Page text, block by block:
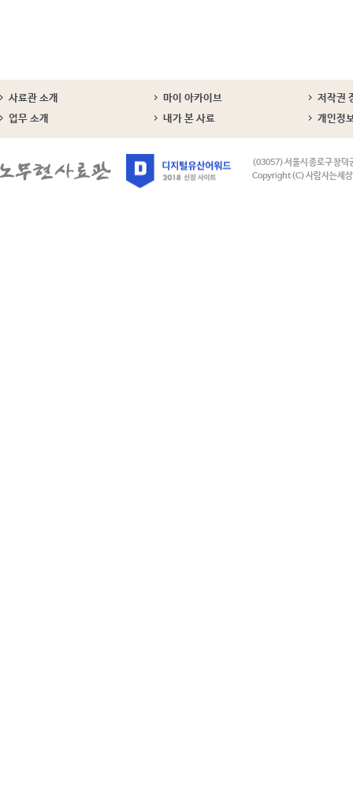
사료관 소개 마이 아카이브
저작권
업무 소개
내가 본 사료 개인정
(03057) 서울시 종로구 창덕
Copyright (C) 사람사는세